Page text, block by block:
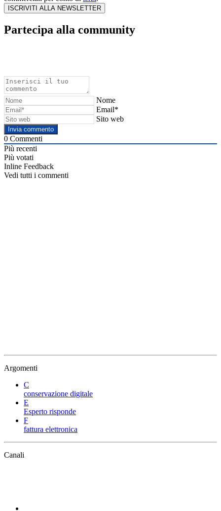
Acconsento all'invio di comunicazioni promozionali e
commerciali per conto diterzi.
ISCRIVITI ALLA NEWSLETTER
Nome
0Commenti
Più recenti
Più votati
Argomenti
C
conservazione digitale
E
Esperto risponde
F
fattura elettronica